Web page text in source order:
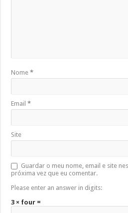
Nome*
Email*
Site
Guardar o meu nome, email e site
próxima vez que eu comentar.
Please enter an answer in digits:
3 × four =